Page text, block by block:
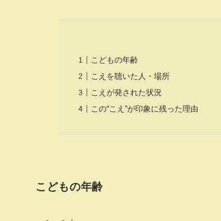
こどもの年齢
こえを聴いた人・場所
こえが発された状況
この“こえ”が印象に残った理由
こどもの年齢